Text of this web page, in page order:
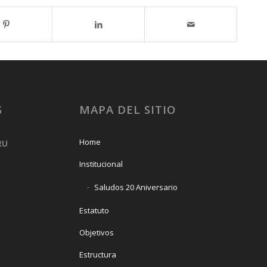
MAPA DEL SITIO
Home
Institucional
Saludos 20 Aniversario
Estatuto
Objetivos
Estructura